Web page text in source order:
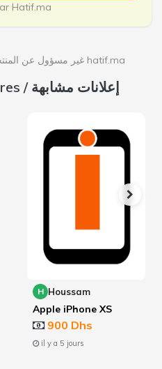
Hatif.ma
غير مسؤول عن المنتجات المعروضة في الإعلانات hatif.ma
Annonces similaires / إعلانات مشابهة
H Houssam
Apple iPhone XS
900 Dhs
il y a 5 jours